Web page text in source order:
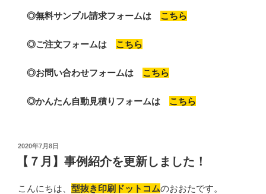
◎無料サンプル請求フォームは こちら
◎ご注文フォームは こちら
◎お問い合わせフォームは こちら
◎かんたん自動見積りフォームは こちら
投
日:
2020年7月8日
【７月】事例紹介を更新しました！
こんにちは、 型抜き印刷ドットコムのおおたです。